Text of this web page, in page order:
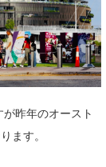
昨年のオースト
ます。